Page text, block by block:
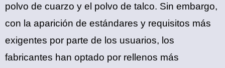
polvo de cuarzo y el polvo de talco. Sin embargo,
con la aparición de estándares y requisitos más
exigentes por parte de los usuarios, los
fabricantes han optado por rellenos más